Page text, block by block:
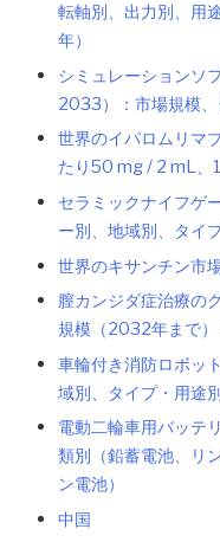
転軸別、出力別、用
年）
シミュレーションソ
2033）：市場規模
世界のイパロムリマ
たり50 mg / 2 mL、
セラミックナイフゲ
ー別、地域別、タイ
世界のキサンチン市
膣カンジダ症治療の
規模（2032年まで
車輪付き消防ロボッ
域別、タイプ・用途
電動二輪車用バッテ
類別（鉛蓄電池、リ
ン電池）
中国